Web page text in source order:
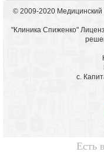
© 2009-2020
"Клиника Спиженко"
с.
Есть